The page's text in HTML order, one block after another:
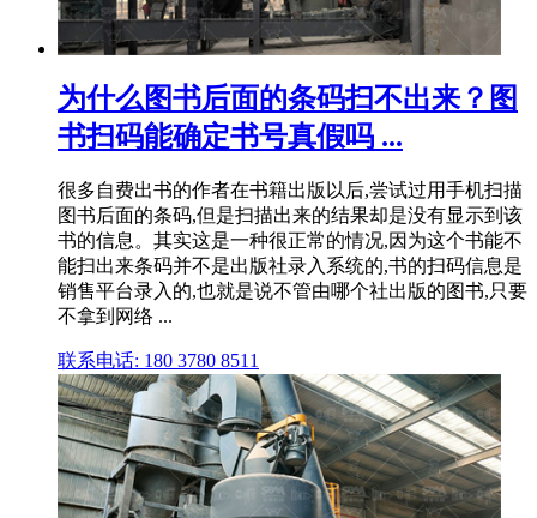
为什么图书后面的条码扫不出来？图
书扫码能确定书号真假吗 ...
很多自费出书的作者在书籍出版以后,尝试过用手机扫描
图书后面的条码,但是扫描出来的结果却是没有显示到该
书的信息。其实这是一种很正常的情况,因为这个书能不
能扫出来条码并不是出版社录入系统的,书的扫码信息是
销售平台录入的,也就是说不管由哪个社出版的图书,只要
不拿到网络 ...
联系电话: 180 3780 8511